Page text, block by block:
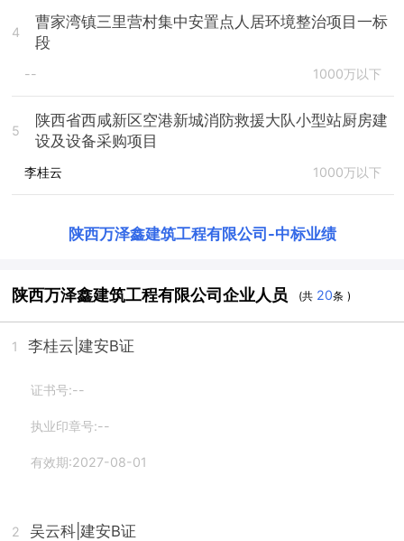
4
曹家湾镇三里营村集中安置点人居环境整治项目一标
段
-- 1000万以下
5
陕西省西咸新区空港新城消防救援大队小型站厨房建
设及设备采购项目
李桂云 1000万以下
陕西万泽鑫建筑工程有限公司 -中标业绩
陕西万泽鑫建筑工程有限公司企业人员 (共 20条 )
1 李桂云 |建安B证
证书号:--
执业印章号:--
有效期:2027-08-01
2 吴云科 |建安B证